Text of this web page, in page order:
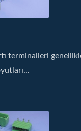
terminalleri